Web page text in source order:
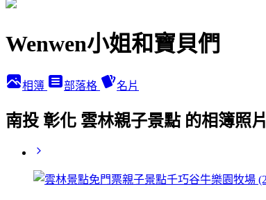
Wenwen小姐和寶貝們
相簿 部落格 名片
南投 彰化 雲林親子景點 的相簿照片